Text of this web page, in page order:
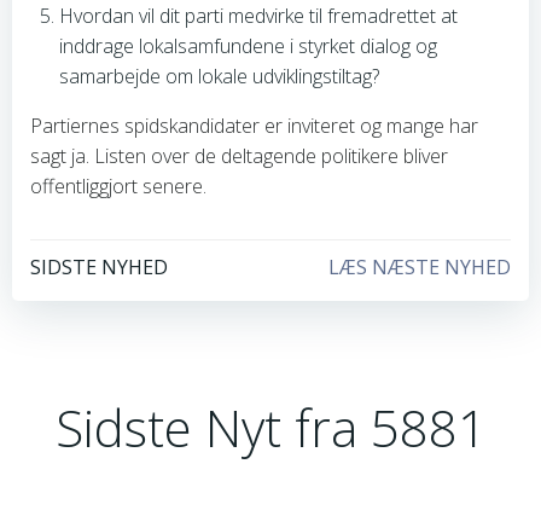
Hvordan vil dit parti medvirke til fremadrettet at
inddrage lokalsamfundene i styrket dialog og
samarbejde om lokale udviklingstiltag?
Partiernes spidskandidater er inviteret og mange har
sagt ja. Listen over de deltagende politikere bliver
offentliggjort senere.
Indlægsnavigation
SIDSTE NYHED LÆS NÆSTE NYHED
Sidste Nyt fra 5881